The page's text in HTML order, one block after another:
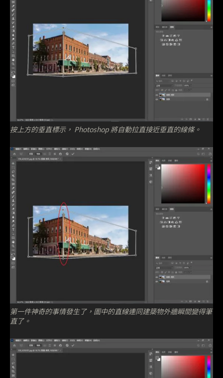
按上方的垂直標示， Photoshop 將自動拉直接近垂直的線條。
第一件神奇的事情發生了，圖中的直線連同建築物外牆瞬間變得筆
直了。